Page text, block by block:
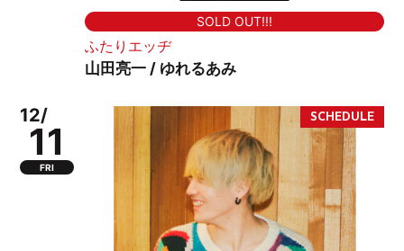
SOLD OUT!!!
ふたりエッヂ
山田亮一 / ゆれるあみ
12/
11
FRI